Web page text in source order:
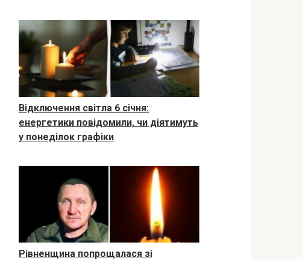
Відключення світла 6 січня:
енергетики повідомили, чи діятимуть
у понеділок графіки
Рівненщина попрощалася зі